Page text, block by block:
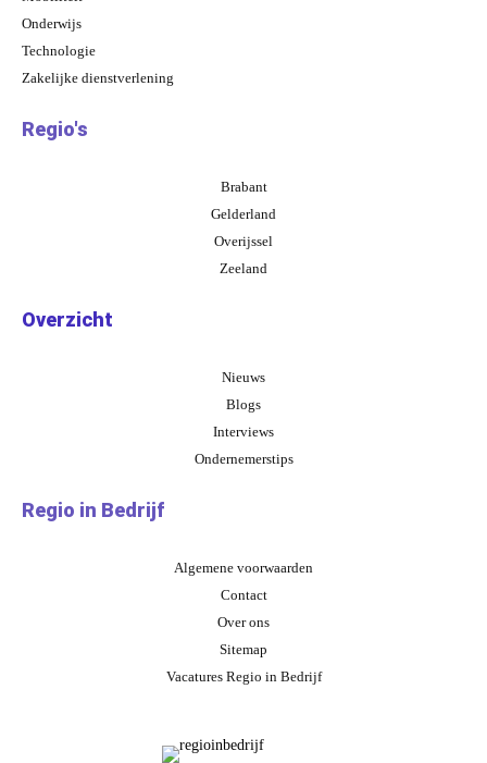
Onderwijs
Technologie
Zakelijke dienstverlening
Regio's
Brabant
Gelderland
Overijssel
Zeeland
Overzicht
Nieuws
Blogs
Interviews
Ondernemerstips
Regio in Bedrijf
Algemene voorwaarden
Contact
Over ons
Sitemap
Vacatures Regio in Bedrijf